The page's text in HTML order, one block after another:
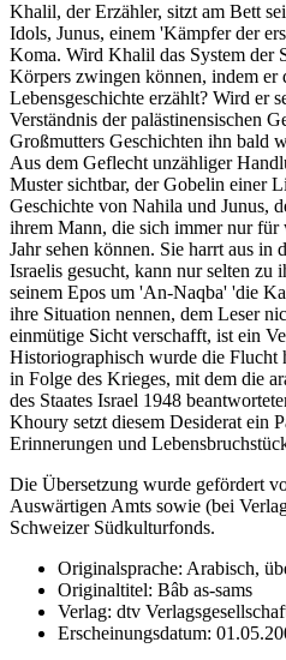
Khalil, der Erzähler, sitzt am Bett
Idols, Junus, einem 'Kämpfer der
Koma. Wird Khalil das System der
Körpers zwingen können, indem er
Lebensgeschichte erzählt? Wird er
Verständnis der palästinensischen
Großmutters Geschichten ihn bald
Aus dem Geflecht unzähliger
Muster sichtbar, der Gobelin einer
Geschichte von Nahila und Junus,
ihrem Mann, die sich immer nur für
Jahr sehen können. Sie harrt aus in
Israelis gesucht, kann nur selten
seinem Epos um 'An-Naqba' 'die
ihre Situation nennen, dem Leser
einmütige Sicht verschafft, ist ein
Historiographisch wurde die Flucht
in Folge des Krieges, mit dem die
des Staates Israel 1948
Khoury setzt diesem Desiderat ein
Erinnerungen und
Die Übersetzung wurde gefördert
Auswärtigen Amts sowie (bei
Schweizer Südkulturfonds.
Originalsprache: Arabisch,
Originaltitel: Bâb as-sams
Verlag: dtv
Erscheinungsdatum: